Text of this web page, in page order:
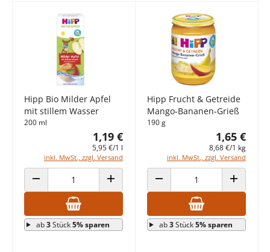
Hipp Bio Milder Apfel
mit stillem Wasser
200 ml
1,19 €
5,95 €/1 l
inkl. MwSt., zzgl. Versand
ANZAHL VERRINGERN ANZAHL ERHÖHEN
ab3Stück5% sparen
Hipp Frucht & Getreide
Mango-Bananen-Grieß
190 g
1,65 €
8,68 €/1 kg
inkl. MwSt., zzgl. Versand
ANZAHL VERRINGERN ANZAHL
ab3Stück5% sparen